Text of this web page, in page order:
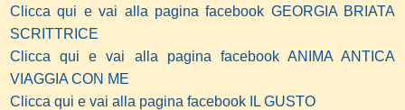
Clicca qui e vai alla pagina facebook GEORGIA BRIATA
SCRITTRICE
Clicca qui e vai alla pagina facebook ANIMA ANTICA
VIAGGIA CON ME
Clicca qui e vai alla pagina facebook IL GUSTO